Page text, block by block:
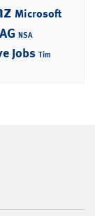
Microsoft
NSA
Jobs Tim